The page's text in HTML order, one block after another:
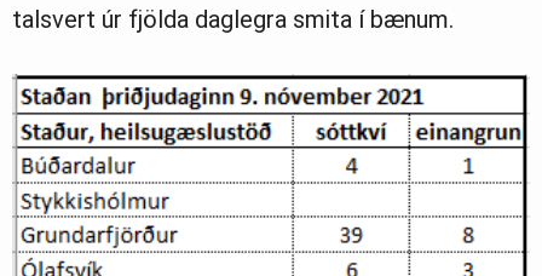
talsvert úr fjölda daglegra smita í bænum.